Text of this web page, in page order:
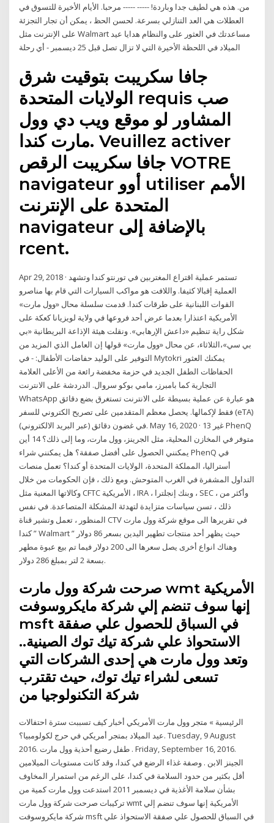
من. هذه هي لطيف جدا وباردة! ----- ----- مرحبا. الأيام الأخيرة للتسوق في
العطلات هي العد التنازلي بسرعة. لحسن الحظ ، يمكن أن تجار التجزئة
على الإنترنت مثل Walmart مساعدتك في العثور على والنظام هدايا عيد
الميلاد في اللحظة الأخيرة التي لا تزال تصل قبل 25 ديسمبر - أي رحلة
جافا سكريبت بتوقيت شرق
الولايات المتحدة requis صب
المشاور لو موقع ويب دي وول
مارت كندا. Veuillez activer
جافا سكريبت الرقص VOTRE
navigateur أوو utiliser الأمم
المتحدة على الإنترنت
navigateur بالإضافة إلى
rcent.
Apr 29, 2018 · تستمر عملية اقتراع المغتربين في تورنتو كندا وتشهد
العملية إقبالا كثيفا. واللافت هو مواكب السيارات التي قام بها مناصرو
القوات اللبنانية على طرقات كندا. قدمت سلسلة محال «وول مارت»
الأمريكية اعتذارا بعدما عرض أحد فروعها في ولاية لويزيانا كعكة على
شكل راية تنظيم «داعش الإرهابي». ونقلت هيئة الإذاعة البريطانية «بي
بي سي»،الثلاثاء، عن محال «وول مارت» قولها إن العامل الذي المزيد من
التوفير على الوليد حفاضات الأطفال: - في Mytokri يمكنك العثور
الحفاظات الطفل الجديد في حزمة مخفضة رائعة من الأعلى العلامة
التجارية كما بامبرز، مامي بوكو سروال. الدردشة على الانترنت
WhatsApp هو عبارة عن عملية بسيطة على الانترنت تستغرق بضع دقائق
فقط لإكمالها. يحصل معظم المتقدمين على تصريح الكتروني للسفر (eTA)
(عبر البريد الالكتروني) في غضون دقائق. May 16, 2020 · 13 غير PhenQ
متوفر في المخازن المحلية، مثل الجرينز، وول مارت، وما إلى ذلك؟ 14 أين
يمكنني الحصول على أفضل صفقة؟ هل يمكنني شراء PhenQ في
أستراليا، المملكة المتحدة، الولايات المتحدة أو كندا؟ تعمل منصات
التداول المشفرة في الغرب المتوحش. ومع ذلك ، فإن الحكومات من خلال
وكالاتها المعنية مثل CFTC الأمريكية ، IRA ، وبنك إنجلترا ، SEC ، وأكثر من
ذلك ، تسن سياسات متزايدة لتهدئة المشكلة المتصاعدة. في نفس
المنظور ، تعمل وتشير قناة CTV في تقريرها الى موقع شركة وول مارت
كندا ” Walmart ” حيث يظهر أحد منتجات تطهير اليدين بسعر 86 دولار
وهناك انواع أخرى يصل سعرها الى 200 دولار فيما تم بيع عبوة مطهر
بسعة 2 لتر بمبلغ 286 دولار.
صرحت شركة وول مارت wmt الأمريكية
إنها سوف تنضم إلي شركة مايكروسوفت
msft في السباق للحصول علي صفقة
الاستحواذ علي شركة تيك توك الصينية..
وتعد وول مارت هي إحدى الشركات التي
تسعى لشراء تيك توك، حيث تقترب
شركة التكنولوجيا من
الرئيسية » متجر وول مارت الأمريكي أخبار كيف تسببت سترة احتفالات
عيد الميلاد بمتجر أمريكي في حرج لكولومبيا؟. Tuesday, 9 August
2016. طفل رضيع أحذية وول مارت . Friday, September 16, 2016.
الجينز الابن . وصفة غذاء الرضع في كندا، وقد كانت مستويات الميلامين
أقل بكثير من حدود السلامة في كندا، على الرغم من استمرار المخاوف
بشأن سلامة الأغذية في ديسمبر 2011 استدعت وول مارت كمية من
تركيبات صرحت شركة وول مارت wmt الأمريكية إنها سوف تنضم إلي
شركة مايكروسوفت msft في السباق للحصول علي صفقة الاستحواذ علي